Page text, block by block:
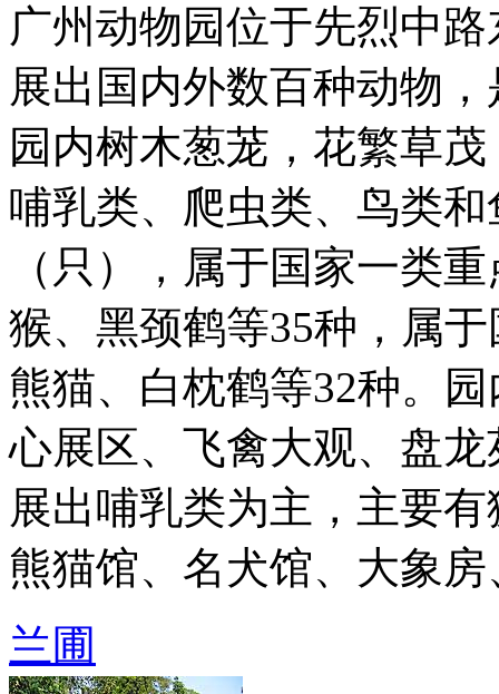
广州动物园位于先烈中
展出国内外数百种动物
园内树木葱茏，花繁草
哺乳类、爬虫类、鸟类
（只），属于国家一类
猴、黑颈鹤等35种，属
熊猫、白枕鹤等32种。
心展区、飞禽大观、盘
展出哺乳类为主，主要
熊猫馆、名犬馆、大象房
兰圃